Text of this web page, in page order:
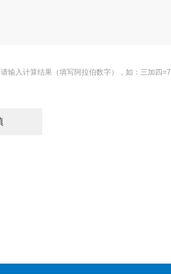
请输入计算结果（填写阿拉伯数字），如：三加四=7